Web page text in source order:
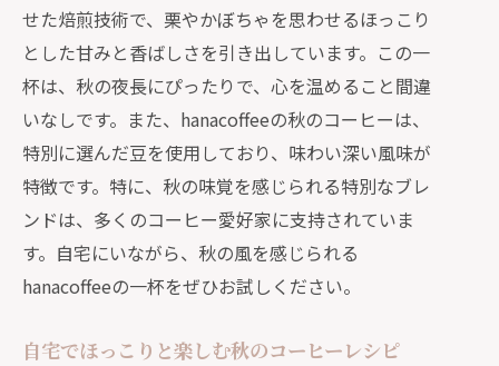
せた焙煎技術で、栗やかぼちゃを思わせるほっこり
とした甘みと香ばしさを引き出しています。この一
杯は、秋の夜長にぴったりで、心を温めること間違
いなしです。また、hanacoffeeの秋のコーヒーは、
特別に選んだ豆を使用しており、味わい深い風味が
特徴です。特に、秋の味覚を感じられる特別なブレ
ンドは、多くのコーヒー愛好家に支持されていま
す。自宅にいながら、秋の風を感じられる
hanacoffeeの一杯をぜひお試しください。
自宅でほっこりと楽しむ秋のコーヒーレシピ